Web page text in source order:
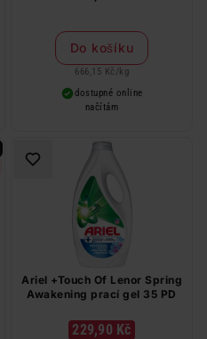
Do košíku
666,15 Kč / kg
dostupné online
načítám
Ariel +Touch Of Lenor Spring
Awakening prací gel 35 PD
229,90 Kč